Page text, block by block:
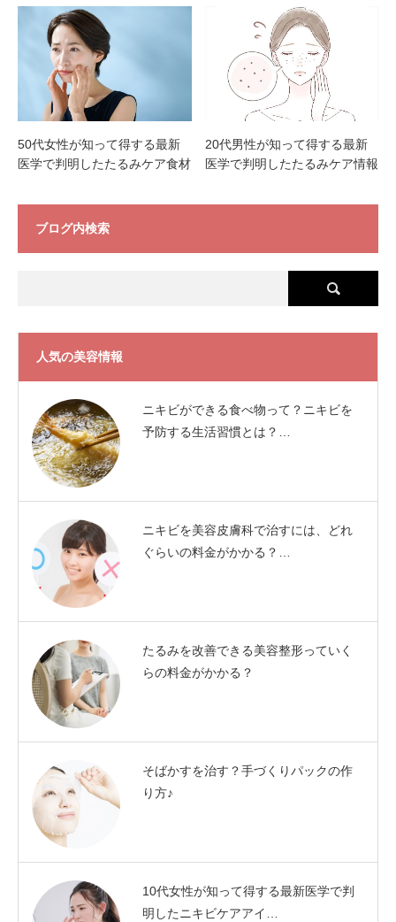
50代女性が知って得する最新
医学で判明したたるみケア食材
20代男性が知って得する最新
医学で判明したたるみケア情報
ブログ内検索
人気の美容情報
ニキビができる食べ物って？ニキビを
予防する生活習慣とは？…
ニキビを美容皮膚科で治すには、どれ
ぐらいの料金がかかる？…
たるみを改善できる美容整形っていく
らの料金がかかる？
そばかすを治す？手づくりパックの作
り方♪
10代女性が知って得する最新医学で判
明したニキビケアアイ…